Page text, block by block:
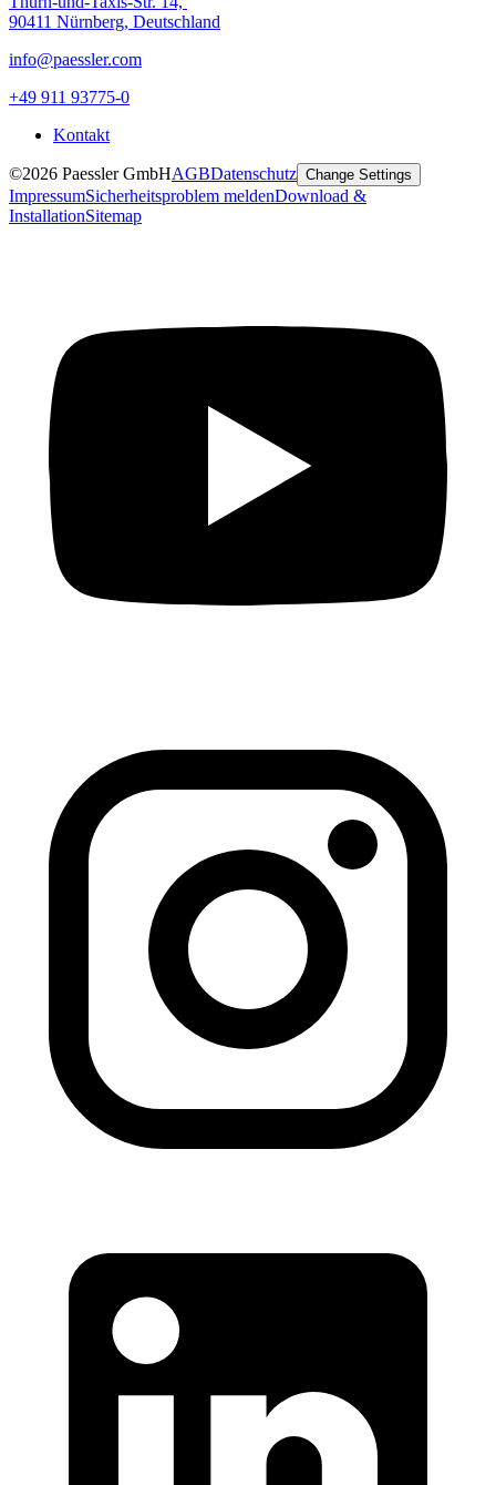
90411 Nürnberg, Deutschland
info@paessler.com
+49 911 93775-0
Kontakt
©2026 Paessler GmbHAGBDatenschutz Change Settings
ImpressumSicherheitsproblem meldenDownload &
InstallationSitemap